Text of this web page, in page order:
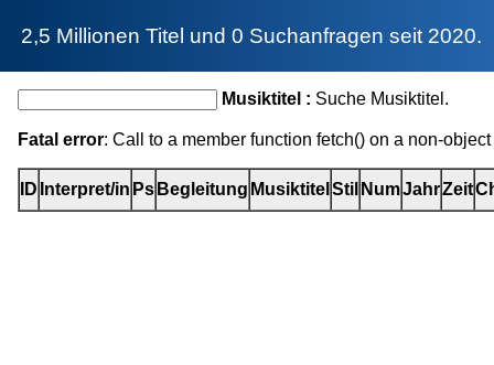
2,5 Millionen Titel und 0 Suchanfragen seit 2020.
Musiktitel : Suche Musiktitel.
Fatal error: Call to a member function fetch() on a non-
ID Interpret/in Ps Begleitung Musiktitel Stil NumJahrZeit